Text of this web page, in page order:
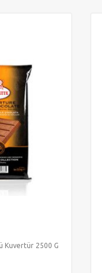
Kuvertür 2500 G